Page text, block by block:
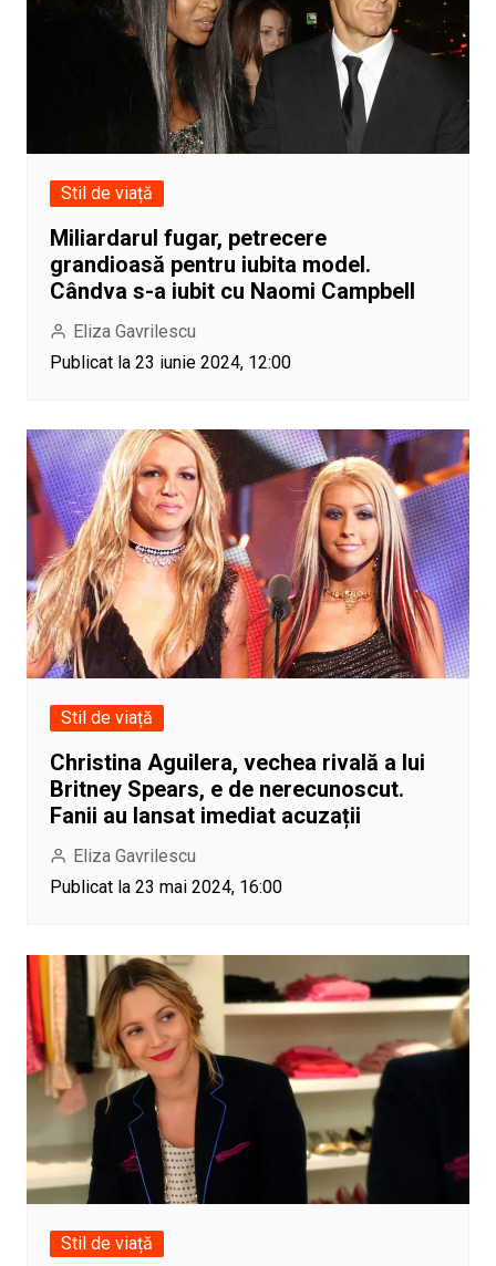
Stil de viață
Miliardarul fugar, petrecere
grandioasă pentru iubita model.
Cândva s-a iubit cu Naomi Campbell
Eliza Gavrilescu
Publicat la 23 iunie 2024, 12:00
Stil de viață
Christina Aguilera, vechea rivală a lui
Britney Spears, e de nerecunoscut.
Fanii au lansat imediat acuzații
Eliza Gavrilescu
Publicat la 23 mai 2024, 16:00
Stil de viață